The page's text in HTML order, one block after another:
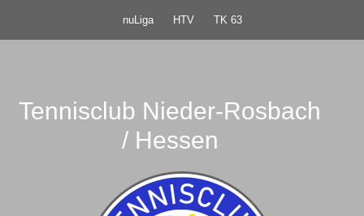
nuLiga HTV TK 63
Tennisclub Nieder-Rosbach
/ Hessen